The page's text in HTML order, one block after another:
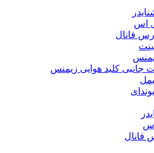
اس
فانال
جانبی کلید هوایی زیمنس
فانال